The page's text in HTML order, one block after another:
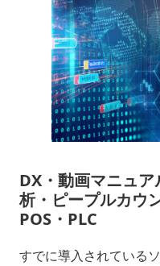
DX・動画マニュ
析・ピープルカウ
POS・PLC
すでに導入されている